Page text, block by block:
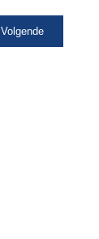
Volgende